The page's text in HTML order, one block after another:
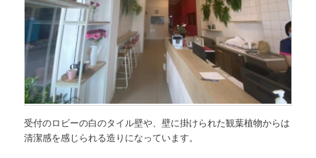
受付のロビーの白のタイル壁や、壁に掛けられた観葉植物からは
清潔感を感じられる造りになっています。